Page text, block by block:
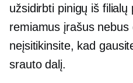
užsidirbti pinigų iš filialų
remiamus įrašus nebus
neįsitikinsite, kad
srauto dalį.